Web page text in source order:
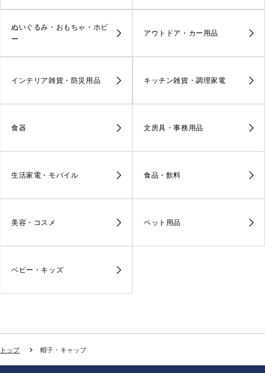
ぬいぐるみ・おもちゃ・ホビ
ー
アウトドア・カー用品
インテリア雑貨・防災用品 キッチン雑貨・調理家電
食器 文房具・事務用品
生活家電・モバイル 食品・飲料
美容・コスメ ペット用品
ベビー・キッズ
トップ 帽子・キャップ